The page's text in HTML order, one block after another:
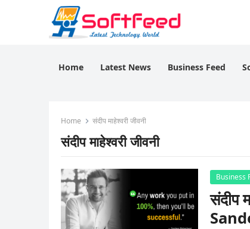
Home Latest News Business Feed
Home संदीप माहेश्वरी जीवनी
संदीप माहेश्वरी जीवनी
Business
संदीप